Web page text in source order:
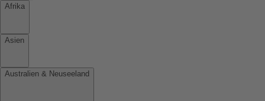
Afrika
Asien
Australien & Neuseeland